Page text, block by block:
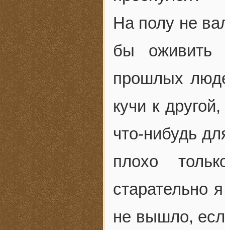
На полу не
бы оживить
прошлых
кучи к
что-нибудь
плохо
старательно
не вышло,